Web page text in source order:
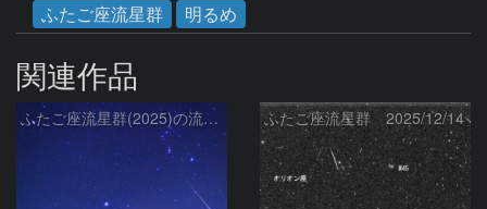
ふたご座流星群
明るめ
関連作品
ふたご座流星群(2025)の流星と冬の星座、さくら宇宙公園のパラボラアンテナ ふたご座流星群 2025/12/14